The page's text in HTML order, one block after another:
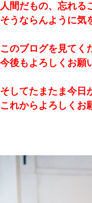
人間だもの、忘れる
そうならんように気
このブログを見てく
今後もよろしくお願
そしてたまたま今日
これからよろしくお